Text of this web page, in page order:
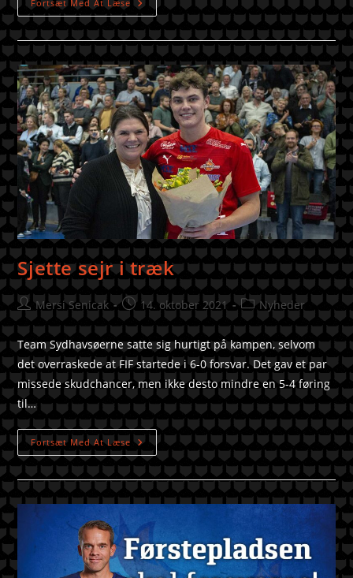
Fortsæt Med At Læse
Sjette sejr i træk
Mersi Senicak 14. oktober 2021 Nyheder
Team Sydhavsøerne satte sig hurtigt på kampen, selvom
det overraskede at FIF startede i 6-0 forsvar. Det gav et par
missede skudchancer, men ikke desto mindre en 5-4 føring
til…
Fortsæt Med At Læse